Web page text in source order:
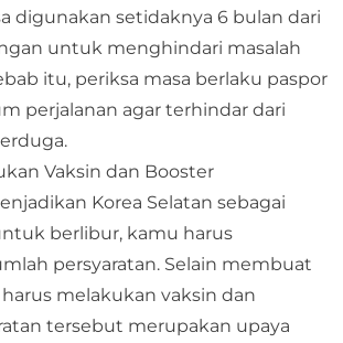
digunakan setidaknya 6 bulan dari
untuk menghindari masalah
itu, periksa masa berlaku paspor
perjalanan agar terhindar dari
Vaksin dan Booster
Korea Selatan sebagai
berlibur, kamu harus
persyaratan. Selain membuat
melakukan vaksin dan
tersebut merupakan upaya